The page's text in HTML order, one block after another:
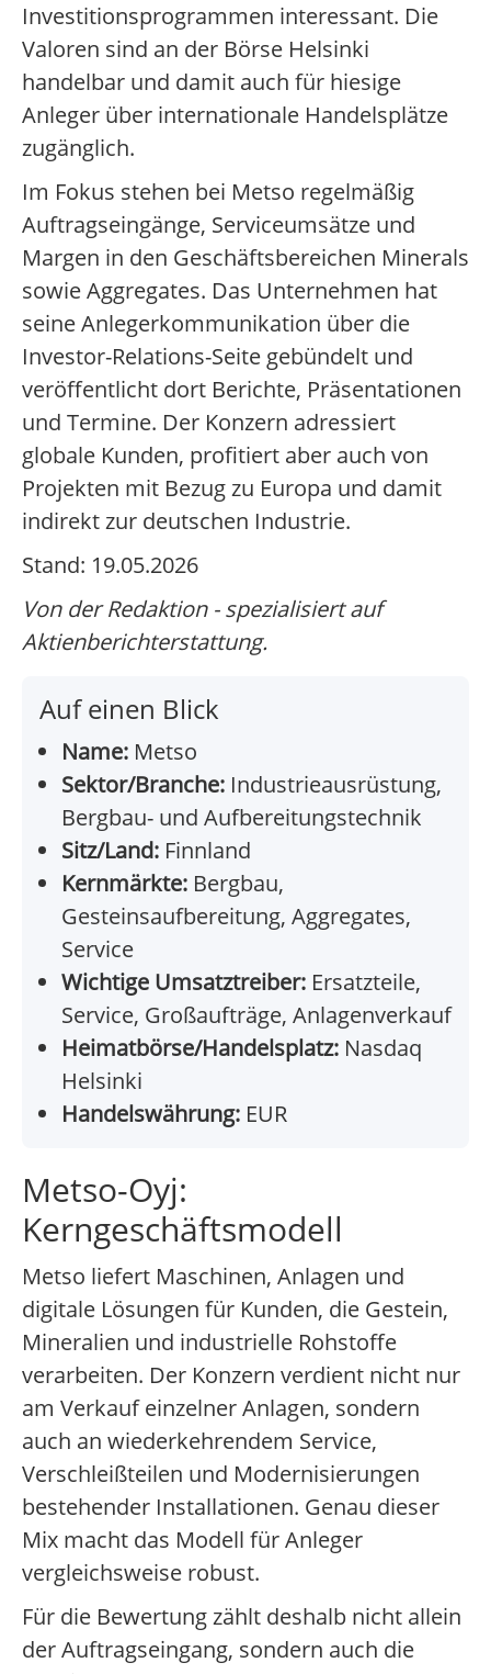
Investitionsprogrammen interessant. Die
Valoren sind an der Börse Helsinki
handelbar und damit auch für hiesige
Anleger über internationale Handelsplätze
zugänglich.
Im Fokus stehen bei Metso regelmäßig
Auftragseingänge, Serviceumsätze und
Margen in den Geschäftsbereichen Minerals
sowie Aggregates. Das Unternehmen hat
seine Anlegerkommunikation über die
Investor-Relations-Seite gebündelt und
veröffentlicht dort Berichte, Präsentationen
und Termine. Der Konzern adressiert
globale Kunden, profitiert aber auch von
Projekten mit Bezug zu Europa und damit
indirekt zur deutschen Industrie.
Stand: 19.05.2026
Von der Redaktion - spezialisiert auf
Aktienberichterstattung.
Auf einen Blick
Name: Metso
Sektor/Branche: Industrieausrüstung,
Bergbau- und Aufbereitungstechnik
Sitz/Land: Finnland
Kernmärkte: Bergbau,
Gesteinsaufbereitung, Aggregates,
Service
Wichtige Umsatztreiber: Ersatzteile,
Service, Großaufträge, Anlagenverkauf
Heimatbörse/Handelsplatz: Nasdaq
Helsinki
Handelswährung: EUR
Metso-Oyj:
Kerngeschäftsmodell
Metso liefert Maschinen, Anlagen und
digitale Lösungen für Kunden, die Gestein,
Mineralien und industrielle Rohstoffe
verarbeiten. Der Konzern verdient nicht nur
am Verkauf einzelner Anlagen, sondern
auch an wiederkehrendem Service,
Verschleißteilen und Modernisierungen
bestehender Installationen. Genau dieser
Mix macht das Modell für Anleger
vergleichsweise robust.
Für die Bewertung zählt deshalb nicht allein
der Auftragseingang, sondern auch die